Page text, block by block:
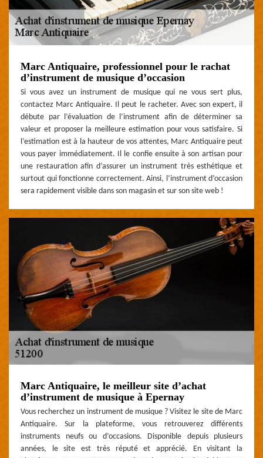
Marc Antiquaire, professionnel pour le rachat
d’instrument de musique d’occasion
Si vous avez un instrument de musique qui ne vous sert plus,
contactez Marc Antiquaire. Il peut le racheter. Avec son expert, il
débute par l’évaluation de l’instrument afin de déterminer sa
valeur et proposer la meilleure estimation pour vous satisfaire. Si
l’estimation est à la hauteur de vos attentes, Marc Antiquaire peut
vous payer immédiatement. Il le confie ensuite à son artisan pour
une restauration afin d’assurer un instrument très esthétique et
surtout qui fonctionne correctement. Ainsi, l’instrument d’occasion
sera rapidement visible dans son magasin et sur son site web !
Marc Antiquaire, le meilleur site d’achat
d’instrument de musique à Epernay
Vous recherchez un instrument de musique ? Visitez le site de Marc
Antiquaire. Sur la plateforme, vous retrouverez différents
instruments neufs ou d’occasions. Disponible depuis plusieurs
années, le site est très réputé et apprécié. En visitant la